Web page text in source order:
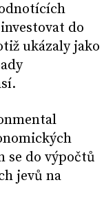
do
ukázaly jako
se do výpočtů
jevů na